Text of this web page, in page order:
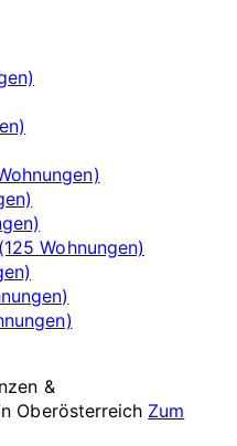
Wohnungen)
&
Oberösterreich Zum